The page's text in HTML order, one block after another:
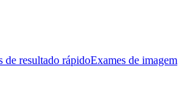
de resultado rápidoExames de imagem